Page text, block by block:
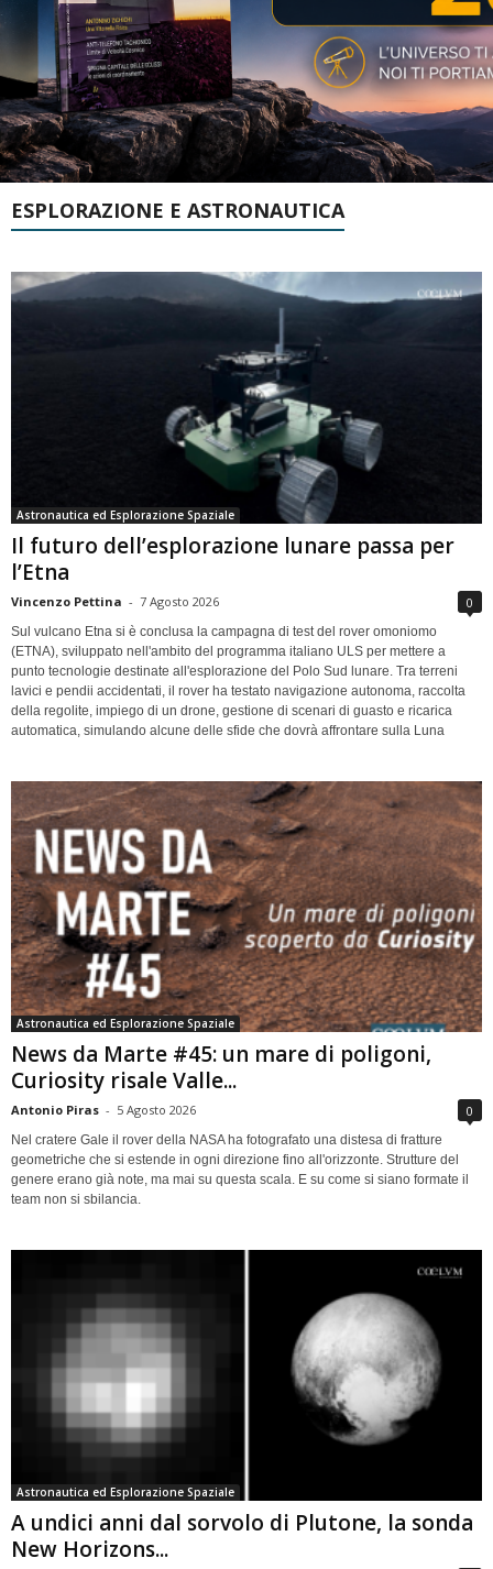
ESPLORAZIONE E ASTRONAUTICA
Astronautica ed Esplorazione Spaziale
Il futuro dell’esplorazione lunare passa per
l’Etna
Vincenzo Pettina - 7 Agosto 2026 0
Sul vulcano Etna si è conclusa la campagna di test del rover omoniomo
(ETNA), sviluppato nell'ambito del programma italiano ULS per mettere a
punto tecnologie destinate all'esplorazione del Polo Sud lunare. Tra terreni
lavici e pendii accidentati, il rover ha testato navigazione autonoma, raccolta
della regolite, impiego di un drone, gestione di scenari di guasto e ricarica
automatica, simulando alcune delle sfide che dovrà affrontare sulla Luna
Astronautica ed Esplorazione Spaziale
News da Marte #45: un mare di poligoni,
Curiosity risale Valle...
Antonio Piras - 5 Agosto 2026 0
Nel cratere Gale il rover della NASA ha fotografato una distesa di fratture
geometriche che si estende in ogni direzione fino all'orizzonte. Strutture del
genere erano già note, ma mai su questa scala. E su come si siano formate il
team non si sbilancia.
Astronautica ed Esplorazione Spaziale
A undici anni dal sorvolo di Plutone, la sonda
New Horizons...